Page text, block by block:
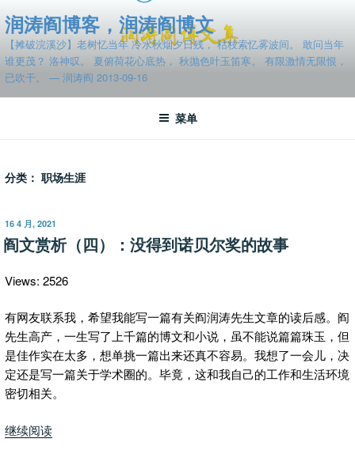
至
容
润涛阎博客，润涛阎博文
【摊破浣溪沙】老树忆当年 冷水秋烟夕日残， 枯枝索忆雾波间。 敢问当年
谁更茂？ 洛神叹。 夏俯荷花心底热， 秋抛色叶玉笛寒。 有限激情无限恨，
已吹干。 — 润涛阎 2013-09-16
菜单
分类： 职场生涯
发
布
于
16 4 月, 2021
阎文赏析（四）：没得到诺贝尔奖的故事
Views: 2526
有网友联系我，希望我能写一篇有关阎润涛先生文章的读后感。阎
先生高产，一生写了上千篇的博文和小说，虽不能说篇篇珠玉，但
是佳作实在太多，想单挑一篇出来还真不容易。我想了一会儿，决
定还是写一篇关于学术圈的。毕竟，这和我自己的工作和生活环境
密切相关。
继续阅读“阎